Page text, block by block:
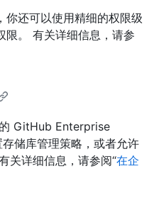
你还可以使用精细的权限级
限。 有关详细信息，请参
GitHub Enterprise
储库管理策略，或者允许
关详细信息，请参阅“在企